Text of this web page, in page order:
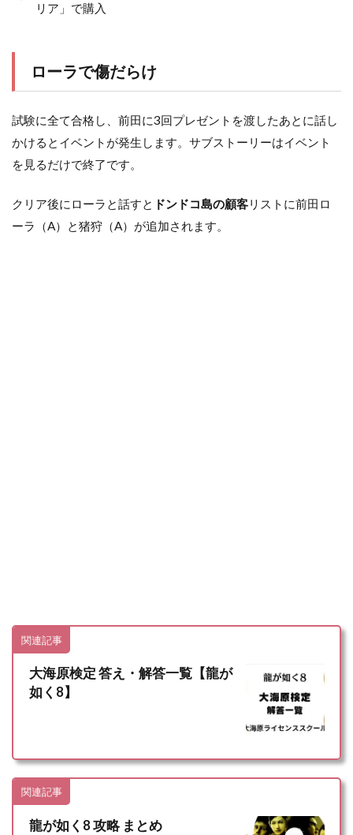
リア」で購入
ローラで傷だらけ
試験に全て合格し、前田に3回プレゼントを渡したあとに話し
かけるとイベントが発生します。サブストーリーはイベント
を見るだけで終了です。
クリア後にローラと話すと ドンドコ島の顧客リストに前田ロ
ーラ（A）と猪狩（A）が追加されます。
関連記事
大海原検定 答え・解答一覧【龍が
如く8】
関連記事
龍が如く8 攻略 まとめ